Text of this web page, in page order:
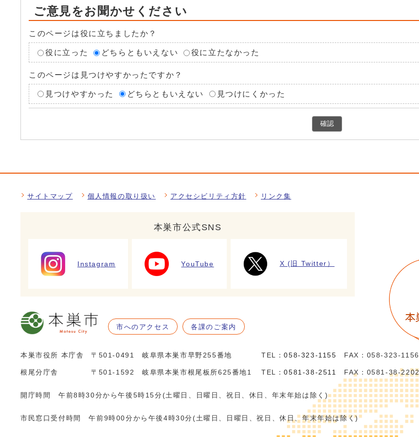
ご意見をお聞かせください
このページは役に立ちましたか？
役に立った どちらともいえない 役に立たなかった
このページは見つけやすかったですか？
見つけやすかった どちらともいえない 見つけにくかった
確認
サイトマップ 個人情報の取り扱い アクセシビリティ方針 リンク集
本巣市公式SNS
Instagram YouTube X (旧 Twitter）
市へのアクセス 各課のご案内
本巣市役所 本庁舎 〒501-0491 岐阜県本巣市早野255番地 TEL：058-323-1155 FAX：058-323-1156
根尾分庁舎 〒501-1592 岐阜県本巣市根尾板所625番地1 TEL：0581-38-2511 FAX：0581-38-2202
開庁時間 午前8時30分から午後5時15分(土曜日、日曜日、祝日、休日、年末年始は除く)
市民窓口受付時間 午前9時00分から午後4時30分(土曜日、日曜日、祝日、休日、年末年始は除く)